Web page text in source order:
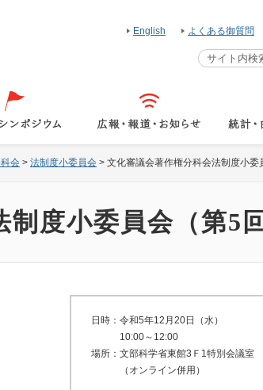
English よくある御質問
会 > 法制度小委員会 > 文化審議会著作権分科会法制度小委
度小委員会（第5回
日時：令和5年12月20日
（水）
10:00～12:00
場所：文部科学省東館3Ｆ1特別会議室
（オンライン併用）